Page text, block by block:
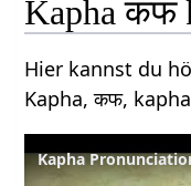
Kapha कफ
Hier kannst du
Kapha, कफ,
Kapha